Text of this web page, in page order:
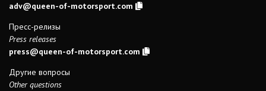
adv@queen-of-motorsport.com
Пресс-релизы
Press releases
press@queen-of-motorsport.com
Другие вопросы
Other questions